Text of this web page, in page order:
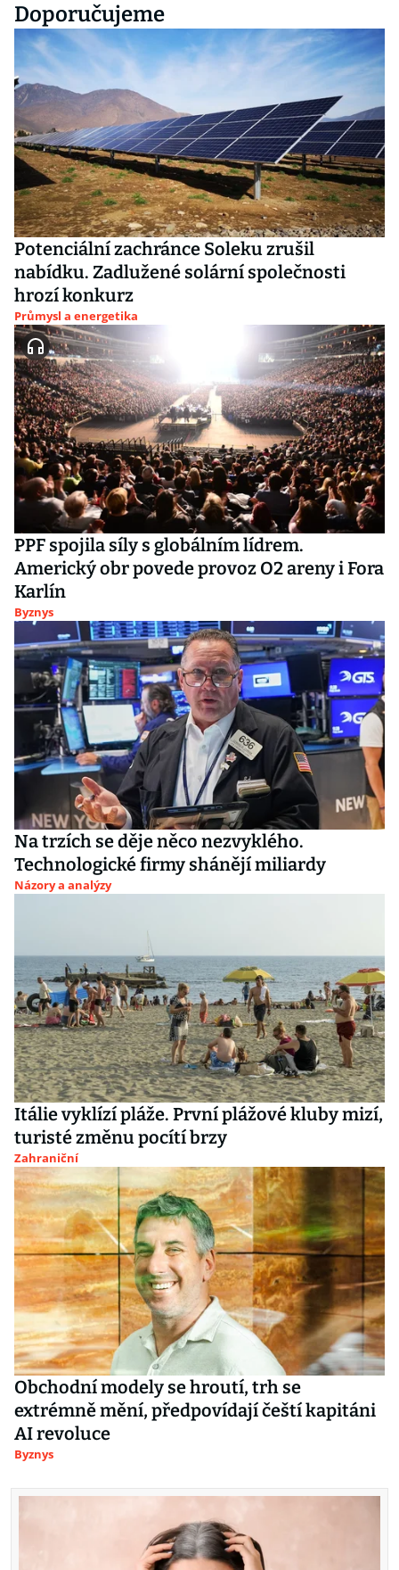
Doporučujeme
Potenciální zachránce Soleku zrušil
nabídku. Zadlužené solární společnosti
hrozí konkurz
Průmysl a energetika
PPF spojila síly s globálním lídrem.
Americký obr povede provoz O2 areny i Fora
Karlín
Byznys
Na trzích se děje něco nezvyklého.
Technologické firmy shánějí miliardy
Názory a analýzy
Itálie vyklízí pláže. První plážové kluby mizí,
turisté změnu pocítí brzy
Zahraniční
Obchodní modely se hroutí, trh se
extrémně mění, předpovídají čeští kapitáni
AI revoluce
Byznys